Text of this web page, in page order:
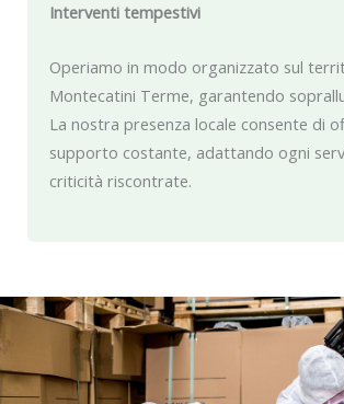
Interventi tempestivi
Operiamo in modo organizzato sul
Montecatini Terme, garantendo
La nostra presenza locale consente di
supporto costante, adattando ogni
criticità riscontrate.